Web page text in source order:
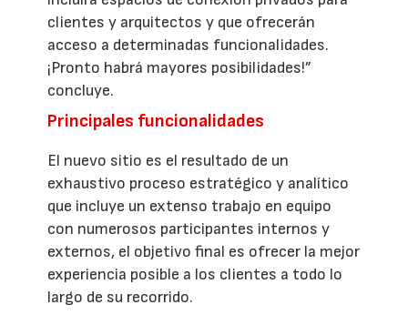
clientes y arquitectos y que ofrecerán
acceso a determinadas funcionalidades.
¡Pronto habrá mayores posibilidades!”
concluye.
Principales funcionalidades
El nuevo sitio es el resultado de un
exhaustivo proceso estratégico y analítico
que incluye un extenso trabajo en equipo
con numerosos participantes internos y
externos, el objetivo final es ofrecer la mejor
experiencia posible a los clientes a todo lo
largo de su recorrido.